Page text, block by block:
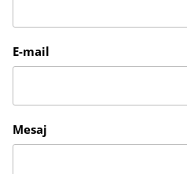
E-mail
Mesaj